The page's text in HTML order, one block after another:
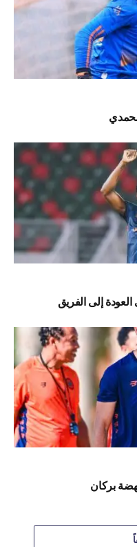
إلى الفريق
بركان